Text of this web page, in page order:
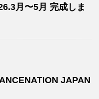
月〜5月 完成しま
JAPAN